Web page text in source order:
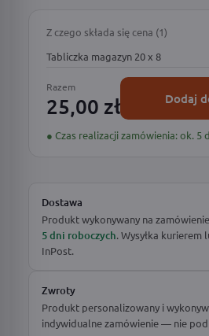
Z czego składa się cena (1)
Tabliczka magazyn 20 x 8
Razem
25,00 zł Dodaj
● Czas realizacji zamówienia: ok. 5
Dostawa
Produkt wykonywany na
5 dni roboczych. Wysyłka
InPost.
Zwroty
Produkt personalizowany i
indywidualne zamówienie — nie